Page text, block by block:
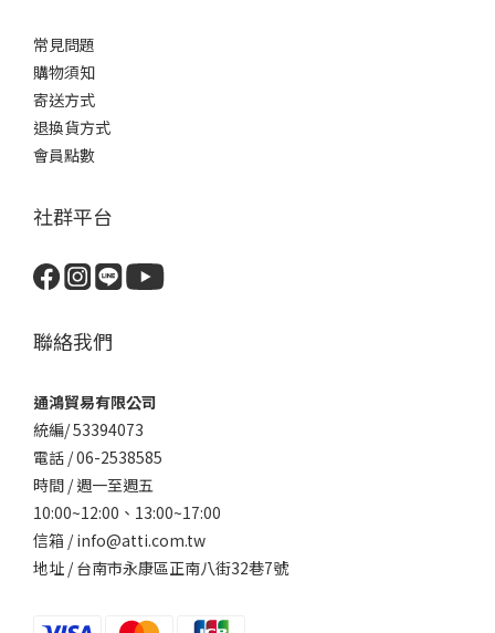
常見問題
購物須知
寄送方式
退換貨方式
會員點數
社群平台
聯絡我們
通鴻貿易有限公司
統編/ 53394073
電話 / 06-2538585
時間 / 週一至週五
10:00~12:00、 13:00~17:00
信箱 / info@atti.com.tw
地址 / 台南市永康區正南八街32巷7號